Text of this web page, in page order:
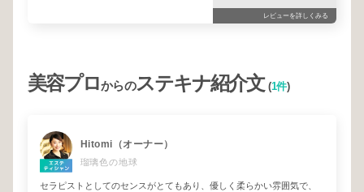
レビューを詳しくみる
美容プロからのステキナ紹介文(1件)
Hitomi（オーナー）
瑠璃色の地球
セラピストとしてのセンスがとてもあり、優しく柔らかい雰囲気で、